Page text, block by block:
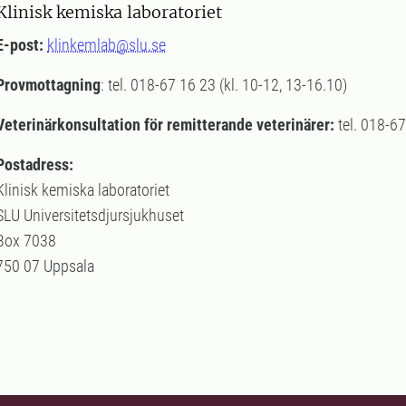
kemiska laboratoriet
post: klinkemlab@slu.se
: tel. 018-67 16 23 (kl. 10-12, 13-16.10)
för remitterande veterinärer: tel. 018-
kemiska laboratoriet
Universitetsdjursjukhuset
7038
07 Uppsala